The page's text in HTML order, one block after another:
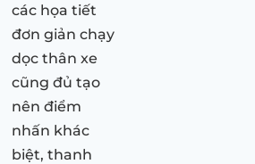
các họa tiết
đơn giản chạy
dọc thân xe
cũng đủ tạo
nên điểm
nhấn khác
biệt, thanh